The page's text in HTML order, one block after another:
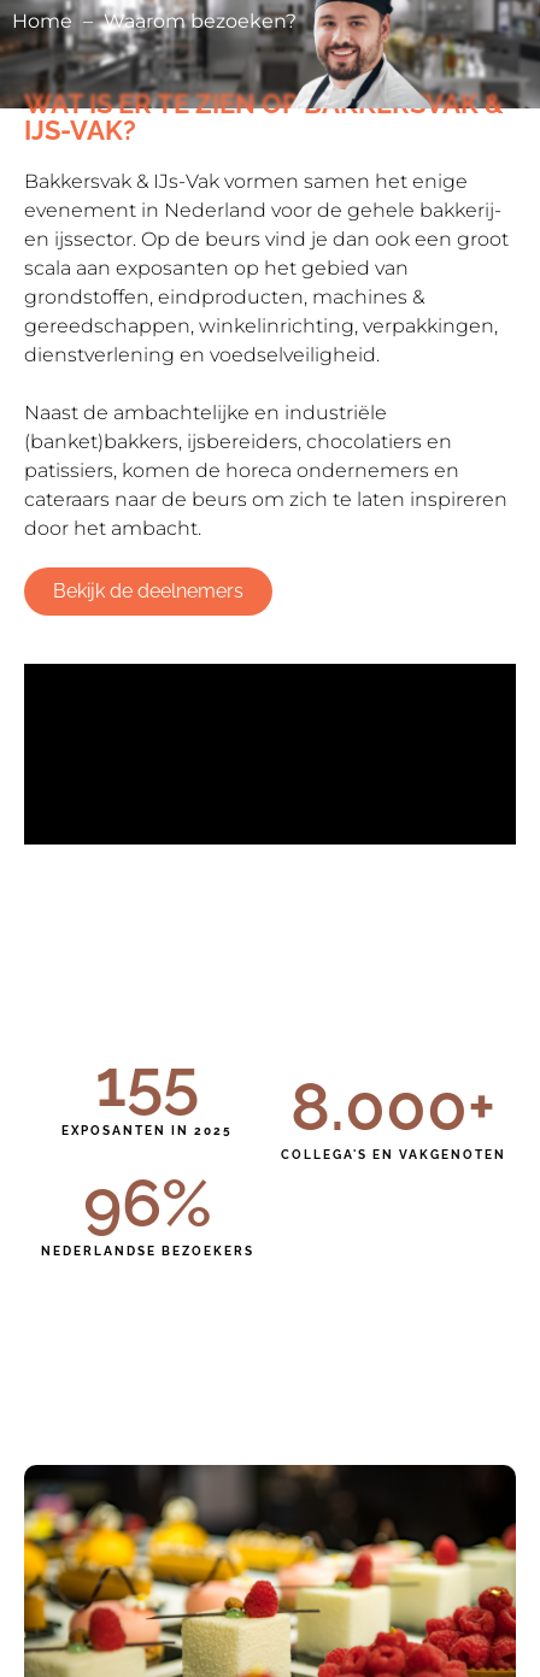
Home Waarom bezoeken?
WAT IS ER TE ZIEN OP BAKKERSVAK &
IJS-VAK?
Bakkersvak & IJs-Vak vormen samen het enige
evenement in Nederland voor de gehele bakkerij-
en ijssector. Op de beurs vind je dan ook een groot
scala aan exposanten op het gebied van
grondstoffen, eindproducten, machines &
gereedschappen, winkelinrichting, verpakkingen,
dienstverlening en voedselveiligheid.
Naast de ambachtelijke en industriële
(banket)bakkers, ijsbereiders, chocolatiers en
patissiers, komen de horeca ondernemers en
cateraars naar de beurs om zich te laten inspireren
door het ambacht.
Bekijk de deelnemers
EXPOSANTEN IN 2025
155
COLLEGA'S EN VAKGENOTEN
8.000+
NEDERLANDSE BEZOEKERS
96%